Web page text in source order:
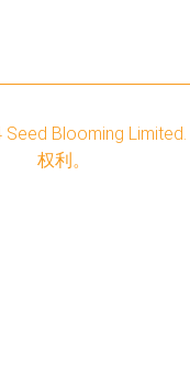
Seed Blooming Limited.
权利。